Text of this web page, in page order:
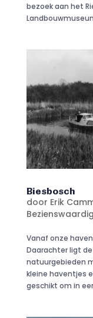
bezoek aan het
Biesbosch
door Erik
Vanaf onze
Daarachter ligt
natuurgebieden
kleine haventjes
geschikt om in